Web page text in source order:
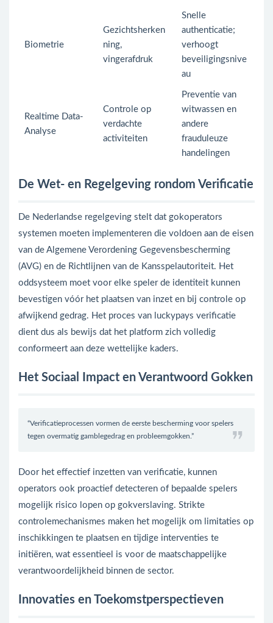
Biometrie
Gezichtsherken
ning,
vingerafdruk
Snelle
authenticatie;
verhoogt
beveiligingsnive
au
Realtime Data-
Analyse
Controle op
verdachte
activiteiten
Preventie van
witwassen en
andere
frauduleuze
handelingen
De Wet- en Regelgeving rondom Verificatie
De Nederlandse regelgeving stelt dat gokoperators
systemen moeten implementeren die voldoen aan de eisen
van de Algemene Verordening Gegevensbescherming
(AVG) en de Richtlijnen van de Kansspelautoriteit. Het
oddsysteem moet voor elke speler de identiteit kunnen
bevestigen vóór het plaatsen van inzet en bij controle op
afwijkend gedrag. Het proces van luckypays verificatie
dient dus als bewijs dat het platform zich volledig
conformeert aan deze wettelijke kaders.
Het Sociaal Impact en Verantwoord Gokken
“Verificatieprocessen vormen de eerste bescherming voor spelers
tegen overmatig gamblegedrag en probleemgokken.”
Door het effectief inzetten van verificatie, kunnen
operators ook proactief detecteren of bepaalde spelers
mogelijk risico lopen op gokverslaving. Strikte
controlemechanismes maken het mogelijk om limitaties op
inschikkingen te plaatsen en tijdige interventies te
initiëren, wat essentieel is voor de maatschappelijke
verantwoordelijkheid binnen de sector.
Innovaties en Toekomstperspectieven